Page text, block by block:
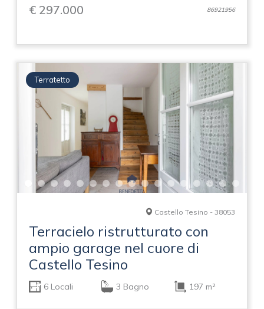
€ 297.000 86921956
Terratetto
Castello Tesino - 38053
Terracielo ristrutturato con
ampio garage nel cuore di
Castello Tesino
6 Locali 3 Bagno 197 m²